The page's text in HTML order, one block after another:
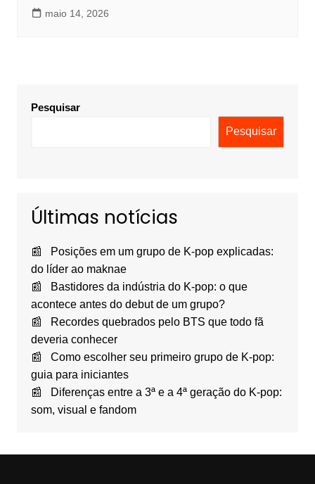
maio 14, 2026
Pesquisar
Pesquisar
Últimas notícias
Posições em um grupo de K-pop explicadas:
do líder ao maknae
Bastidores da indústria do K-pop: o que
acontece antes do debut de um grupo?
Recordes quebrados pelo BTS que todo fã
deveria conhecer
Como escolher seu primeiro grupo de K-pop:
guia para iniciantes
Diferenças entre a 3ª e a 4ª geração do K-pop:
som, visual e fandom